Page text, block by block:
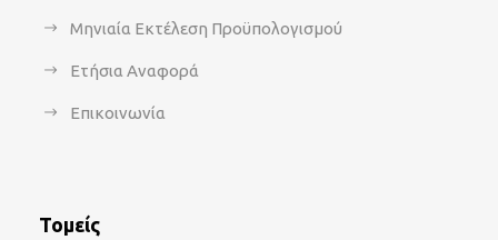
Μηνιαία Εκτέλεση Προϋπολογισμού
Ετήσια Αναφορά
Επικοινωνία
Τομείς